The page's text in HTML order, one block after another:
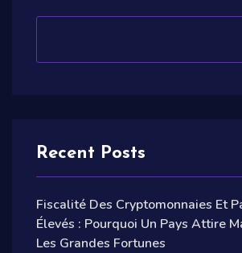
Recent Posts
Fiscalité Des Cryptomonnaies Et
Élevés : Pourquoi Un Pays Attire
Les Grandes Fortunes